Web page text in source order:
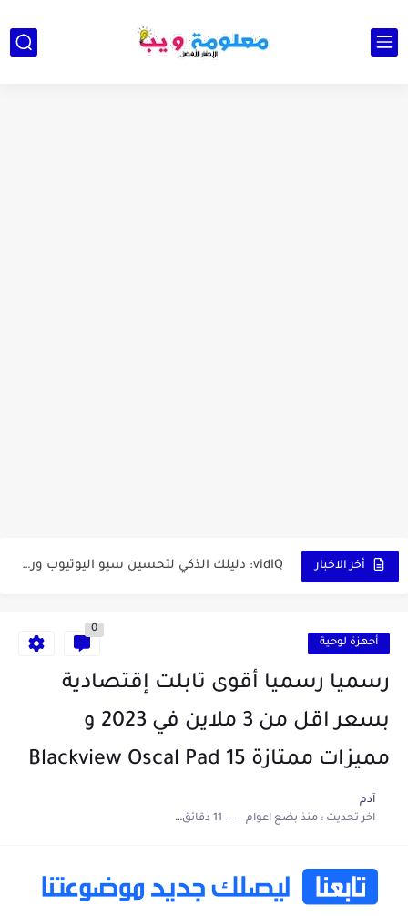
أخر الاخبار أفضل ثلاث برامج في رمضان 2025: دليل شامل لأفضل التطبيقات...
منحة البطالة الجزائرية 2025 دليل تجديد المنحة بسرعة وسهولة أجهزة لوحية
0
رسميا رسميا أقوى تابلت إقتصادية
بسعر اقل من 3 ملاين في 2023 و
مميزات ممتازة Blackview Oscal Pad 15
آدم
اخر تحديث :منذ بضع اعوام 11 دقائق للقراءة